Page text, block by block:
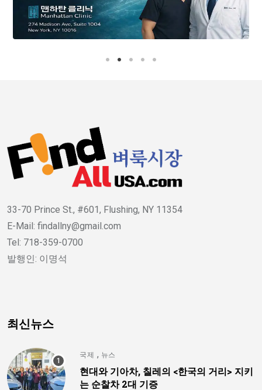
33-70 Prince St., #601, Flushing, NY 11354
E-Mail: findallny@gmail.com
Tel: 718-359-0700
발행인: 이명석
최신뉴스
국제 , 뉴스
현대와 기아차, 칠레의 <한국의 거리> 지키
는 순찰차 2대 기증